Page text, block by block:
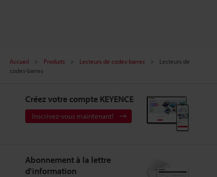
Accueil Produits Lecteurs de codes-barres
Lecteurs de
codes-barres
Créez votre compte KEYENCE
Inscrivez-vous maintenant!
Abonnement à la lettre
d'information